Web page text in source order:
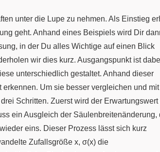
unter die Lupe zu nehmen. Als Einstieg
geht. Anhand eines Beispiels wird Dir
in der Du alles Wichtige auf einen Blick
wir dies kurz. Ausgangspunkt ist
unterschiedlich gestaltet. Anhand dieser
Um sie besser vergleichen und mit
Schritten. Zuerst wird der Erwartungswert
ein Ausgleich der Säulenbreitenänderung,
eins. Dieser Prozess lässt sich kurz
Zufallsgröße x, σ(x) die